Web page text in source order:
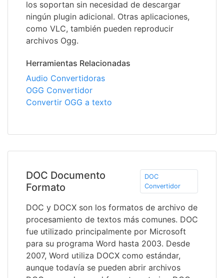
los soportan sin necesidad de descargar
ningún plugin adicional. Otras aplicaciones,
como VLC, también pueden reproducir
archivos Ogg.
Herramientas Relacionadas
Audio Convertidoras
OGG Convertidor
Convertir OGG a texto
DOC Documento
Formato
DOC
Convertidor
DOC y DOCX son los formatos de archivo de
procesamiento de textos más comunes. DOC
fue utilizado principalmente por Microsoft
para su programa Word hasta 2003. Desde
2007, Word utiliza DOCX como estándar,
aunque todavía se pueden abrir archivos